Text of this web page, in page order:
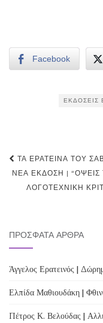
Facebook
ΕΚΔΌΣΕΙΣ
Post
navigation
ΤΑ ΕΡΑΤΕΙΝΆ ΤΟΥ
ΝΈΑ ΈΚΔΟΣΗ |
ΛΟΓΟΤΕΧΝΙΚΉ
ΠΡΌΣΦΑΤΑ ΆΡΘΡΑ
Άγγελος Ερατεινός |
Ελπίδα Μαθιουδάκη |
Πέτρος Κ. Βελούδας |